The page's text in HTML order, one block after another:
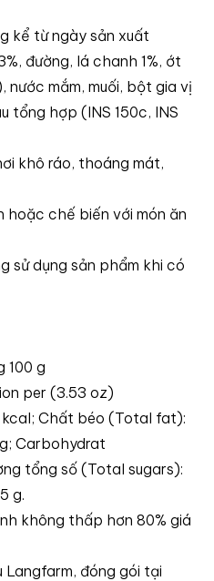
kể từ ngày sản xuất
đường, lá chanh 1%, ớt
nước mắm, muối, bột gia vị
tổng hợp (INS 150c, INS
khô ráo, thoáng mát,
hoặc chế biến với món ăn
sử dụng sản phẩm khi có
100 g
per (3.53 oz)
Chất béo (Total fat):
Carbohydrat
tổng số (Total sugars):
g.
không thấp hơn 80% giá
Langfarm, đóng gói tại